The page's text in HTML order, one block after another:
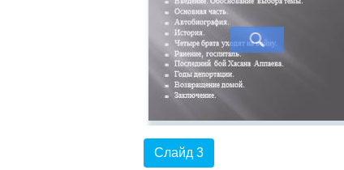
Слайд 3